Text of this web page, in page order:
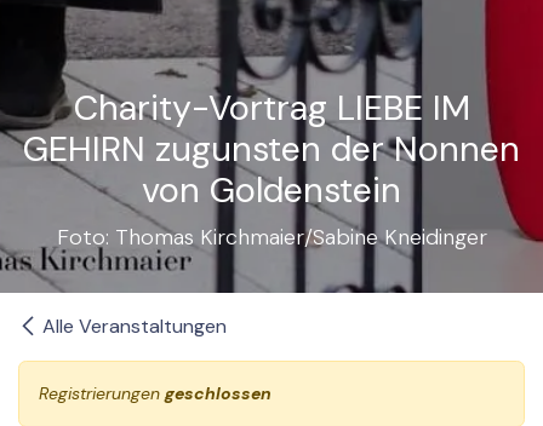
Charity-Vortrag LIEBE IM
GEHIRN zugunsten der Nonnen
von Goldenstein
Foto: Thomas Kirchmaier/Sabine Kneidinger
Alle Veranstaltungen
Registrierungen geschlossen